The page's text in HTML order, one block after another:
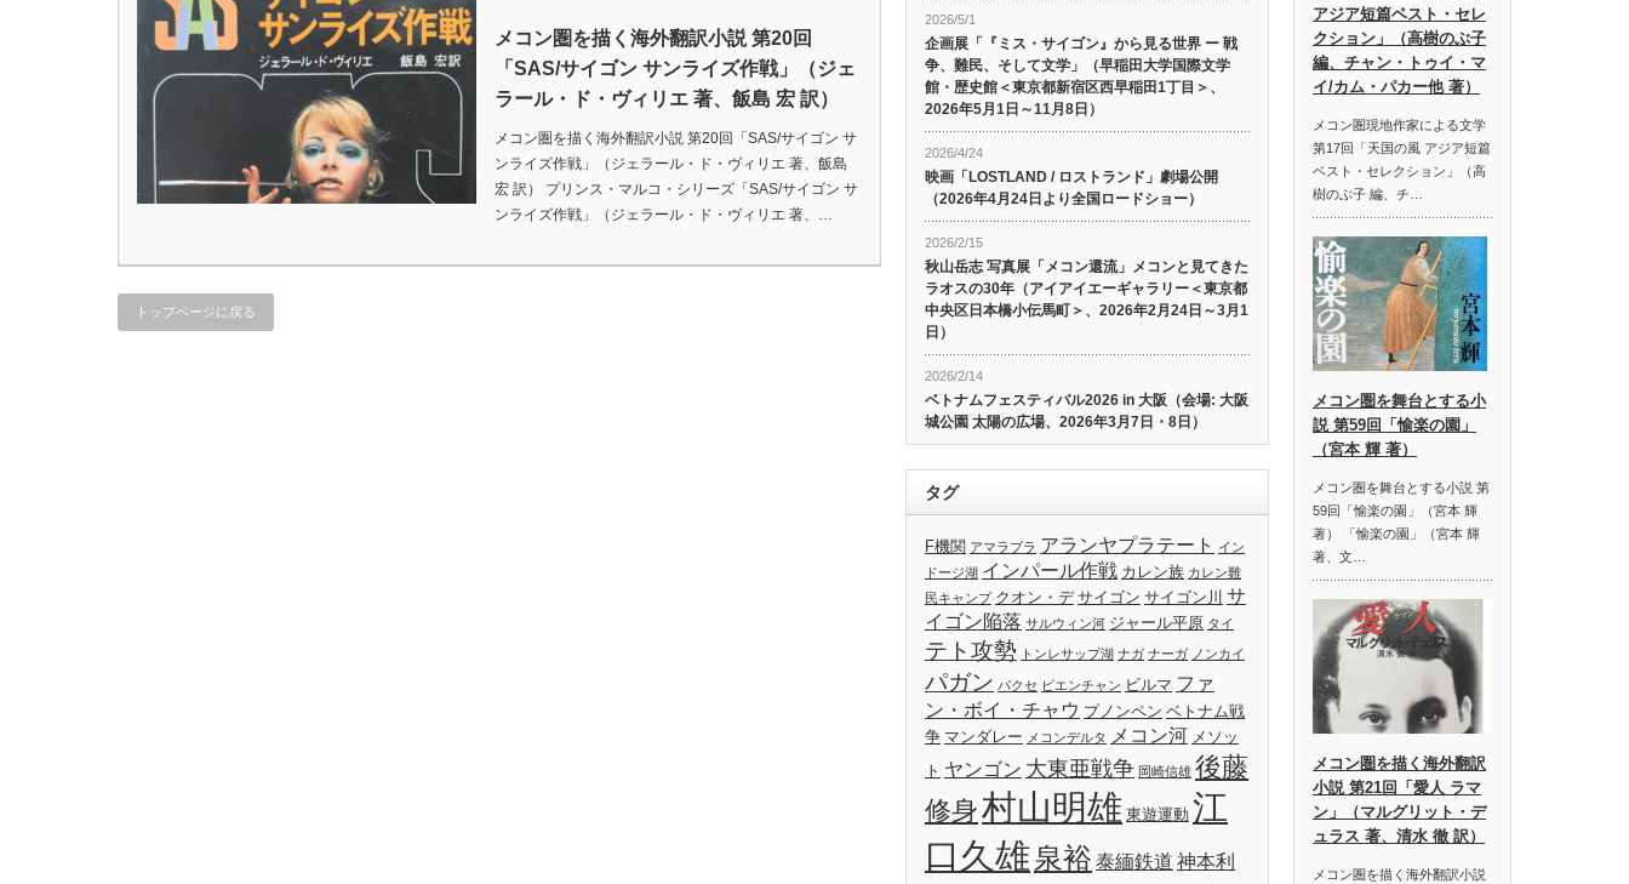
メコン圏を描く海外翻訳小説 第20回
「SAS/サイゴン サンライズ作戦」（ジェ
ラール・ド・ヴィリエ 著、飯島 宏 訳）
メコン圏を描く海外翻訳小説 第20回「SAS/サイゴン サ
ンライズ作戦」（ジェラール・ド・ヴィリエ 著、飯島
宏 訳） プリンス・マルコ・シリーズ「SAS/サイゴン サ
ンライズ作戦」（ジェラール・ド・ヴィリエ 著、…
トップページに戻る
2026/5/1
企画展「『ミス・サイゴン』から見る世界 ー 戦
争、難民、そして文学」（早稲田大学国際文学
館・歴史館＜東京都新宿区西早稲田1丁目＞、
2026年5月1日～11月8日）
2026/4/24
映画「LOSTLAND / ロストランド」劇場公開
（2026年4月24日より全国ロードショー）
2026/2/15
秋山岳志 写真展「メコン還流」メコンと見てきた
ラオスの30年（アイアイエーギャラリー＜東京都
中央区日本橋小伝馬町＞、2026年2月24日～3月1
日）
2026/2/14
ベトナムフェスティバル2026 in 大阪（会場: 大阪
城公園 太陽の広場、2026年3月7日・8日）
タグ
F機関 アマラプラ アランヤプラテート
イン
ドージ湖 インパール作戦 カレン族 カレン難
民キャンプ クオン・デ サイゴン サイゴン川 サ
イゴン陥落 サルウィン河 ジャール平原 タイ
テト攻勢 トンレサップ湖 ナガ ナーガ ノンカイ
パガン パクセ ビエンチャン ビルマ ファ
ン・ボイ・チャウ プノンペン ベトナム戦
争 マンダレー メコンデルタ メコン河 メソッ
ト ヤンゴン 大東亜戦争 岡崎信雄 後藤
修身村山明雄 東遊運動 江
口久雄泉裕 泰緬鉄道 神本利
アジア短篇ベスト・セレ
クション」（高樹のぶ子
編、チャン・トゥイ・マ
イ/カム・パカー他 著）
メコン圏現地作家による文学
第17回「天国の風 アジア短篇
ベスト・セレクション」（高
樹のぶ子 編、チ…
メコン圏を舞台とする小
説 第59回「愉楽の園」
（宮本 輝 著）
メコン圏を舞台とする小説 第
59回「愉楽の園」（宮本 輝
著） 「愉楽の園」（宮本 輝
著、文…
メコン圏を描く海外翻訳
小説 第21回「愛人 ラマ
ン」（マルグリット・デ
ュラス 著、清水 徹 訳）
メコン圏を描く海外翻訳小説